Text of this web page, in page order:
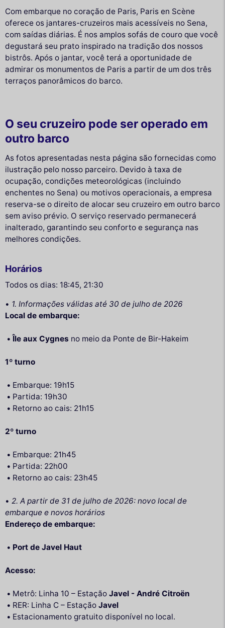
Com embarque no coração de Paris, Paris en Scène
oferece os jantares-cruzeiros mais acessíveis no Sena,
com saídas diárias. É nos amplos sofás de couro que você
degustará seu prato inspirado na tradição dos nossos
bistrôs. Após o jantar, você terá a oportunidade de
admirar os monumentos de Paris a partir de um dos três
terraços panorâmicos do barco.
O seu cruzeiro pode ser operado em
outro barco
As fotos apresentadas nesta página são fornecidas como
ilustração pelo nosso parceiro. Devido à taxa de
ocupação, condições meteorológicas (incluindo
enchentes no Sena) ou motivos operacionais, a empresa
reserva-se o direito de alocar seu cruzeiro em outro barco
sem aviso prévio. O serviço reservado permanecerá
inalterado, garantindo seu conforto e segurança nas
melhores condições.
Horários
Todos os dias: 18:45, 21:30
• 1. Informações válidas até 30 de julho de 2026
Local de embarque:
Île aux Cygnes no meio da Ponte de Bir-Hakeim
1º turno
Embarque: 19h15
Partida: 19h30
Retorno ao cais: 21h15
2º turno
Embarque: 21h45
Partida: 22h00
Retorno ao cais: 23h45
• 2. A partir de 31 de julho de 2026: novo local de
embarque e novos horários
Endereço de embarque:
Port de Javel Haut
Acesso:
Metrô: Linha 10 – EstaçãoJavel - André Citroën
RER: Linha C – EstaçãoJavel
Estacionamento gratuito disponível no local.